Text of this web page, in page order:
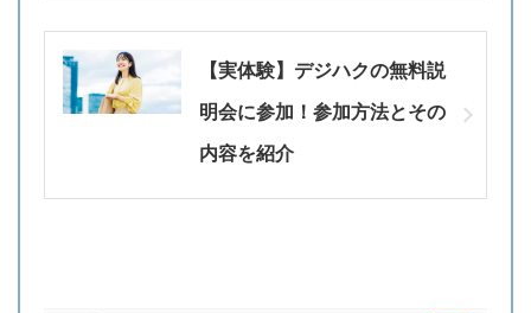
【実体験】デジハクの無料説
明会に参加！参加方法とその
内容を紹介